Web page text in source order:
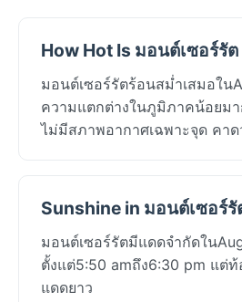
How Hot Is มอนต์เซอร์รั
มอนต์เซอร์รัตร้อนสม่ำเสมอใน
ความแตกต่างในภูมิภาคน้อยม
ไม่มีสภาพอากาศเฉพาะจุด คา
Sunshine in มอนต์เซอร์
มอนต์เซอร์รัตมีแดดจำกัดใน
ตั้งแต่5:50 amถึง6:30 pm แต่
แดดยาว